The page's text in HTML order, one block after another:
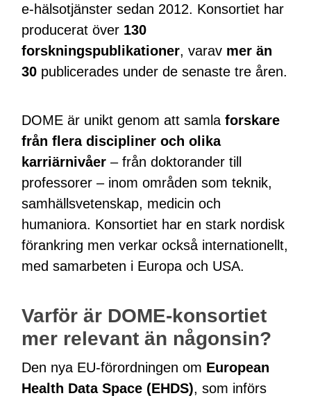
e-hälsotjänster sedan 2012. Konsortiet har
producerat över 130
forskningspublikationer, varav mer än
30 publicerades under de senaste tre åren.
DOME är unikt genom att samlaforskare
från flera discipliner och olika
karriärnivåer – från doktorander till
professorer – inom områden som teknik,
samhällsvetenskap, medicin och
humaniora. Konsortiet har en stark nordisk
förankring men verkar också internationellt,
med samarbeten i Europa och USA.
Varför är DOME-konsortiet
mer relevant än någonsin?
Den nya EU-förordningen om European
Health Data Space (EHDS), som införs